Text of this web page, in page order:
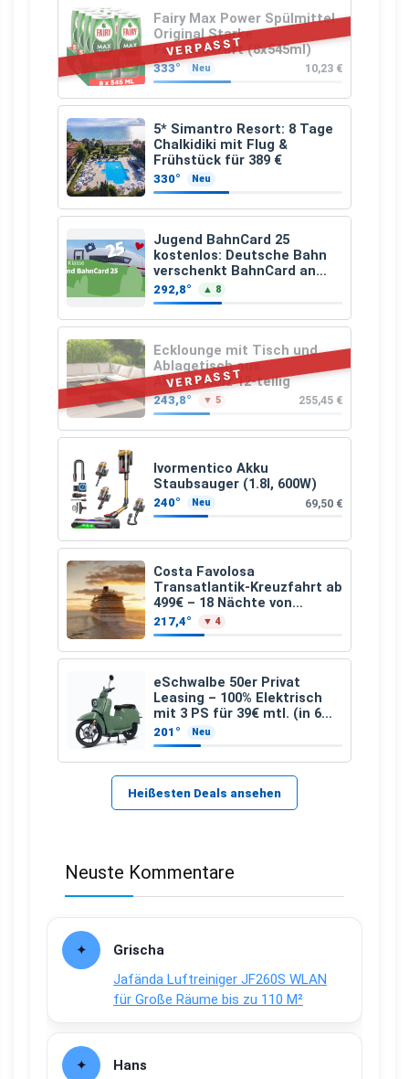
VERPASST
Fairy Max Power Spülmittel
Original Starke
Fettlösekraft (8x545ml)
333° Neu 10,23 €
5* Simantro Resort: 8 Tage
Chalkidiki mit Flug &
Frühstück für 389 €
330° Neu
Jugend BahnCard 25
kostenlos: Deutsche Bahn
verschenkt BahnCard an
Kinder und Jugendliche
292,8° ▲ 8
VERPASST
Ecklounge mit Tisch und
Ablagetisch aus
Akazienholz 12-teilig
243,8° ▼ 5 255,45 €
Ivormentico Akku
Staubsauger (1.8l, 600W)
240° Neu 69,50 €
Costa Favolosa
Transatlantik-Kreuzfahrt ab
499€ – 18 Nächte von
Hamburg nach Guadeloupe
217,4° ▼ 4
eSchwalbe 50er Privat
Leasing – 100% Elektrisch
mit 3 PS für 39€ mtl. (in 6
schicken Farben LF: 0.43, 36
Monate, Bereitstellung:
159,00 €, 2.500 km/Jahr)
201° Neu
Heißesten Deals ansehen
Neuste Kommentare
Grischa
Jafända Luftreiniger JF260S WLAN
für Große Räume bis zu 110 M²
Hans